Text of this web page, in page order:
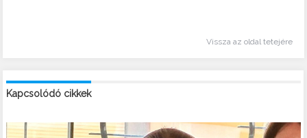
Vissza az oldal tetejére
Kapcsolódó cikkek